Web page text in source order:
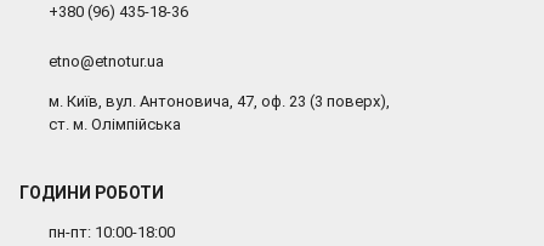
+380 (96) 435-18-36
etno@etnotur.ua
м. Київ, вул. Антоновича, 47, оф. 23 (3 поверх),
ст. м. Олімпійська
ГОДИНИ РОБОТИ
пн-пт: 10:00-18:00